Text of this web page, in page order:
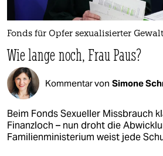
Fonds für Opfer sexualisierter Gewalt
Wie lange noch, Frau Paus?
Kommentar von Simone
Beim Fonds Sexueller Missbrauch
Finanzloch – nun droht die
Familienministerium weist jede